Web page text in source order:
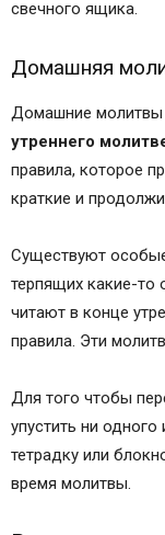
свечного ящика.
Домашняя
Домашние молитвы
утреннего
правила, которое
краткие и
Существуют
терпящих какие-
читают в конце
правила. Эти
Для того чтобы
упустить ни
тетрадку или
время молитвы.